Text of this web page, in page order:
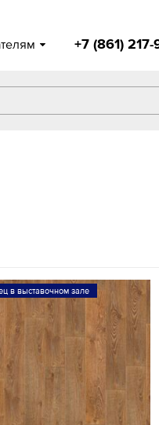
+7 (861)
в выставочном зале